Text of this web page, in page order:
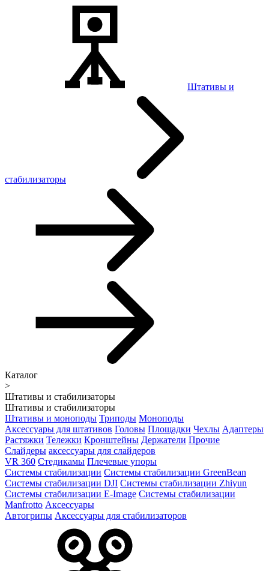
Штативы и
стабилизаторы
Каталог
>
Штативы и стабилизаторы
Штативы и стабилизаторы
Штативы и моноподы Триподы Моноподы
Аксессуары для штативов Головы Площадки Чехлы Адаптеры
Растяжки Тележки Кронштейны Держатели Прочие
Слайдеры аксессуары для слайдеров
VR 360 Стедикамы Плечевые упоры
Системы стабилизации Системы стабилизации GreenBean
Системы стабилизации DJI Системы стабилизации Zhiyun
Системы стабилизации E-Image Системы стабилизации
Manfrotto Аксессуары
Автогрипы Аксессуары для стабилизаторов